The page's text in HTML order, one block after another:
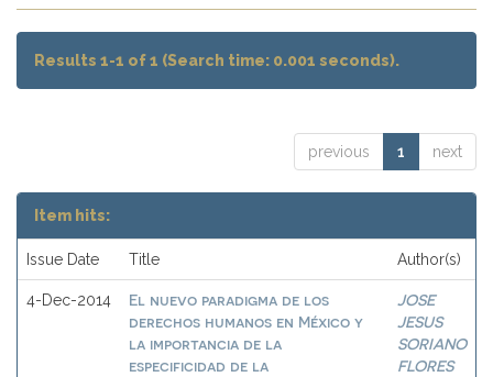
Results 1-1 of 1 (Search time: 0.001 seconds).
previous 1 next
Item hits:
Issue Date Title Author(s)
4-Dec-2014
El nuevo paradigma de los
derechos humanos en México y
la importancia de la
especificidad de la
JOSE
JESUS
SORIANO
FLORES